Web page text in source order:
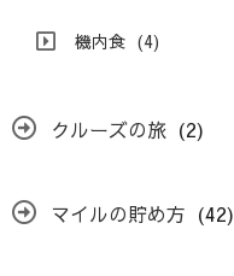
機内食 (4)
クルーズの旅 (2)
マイルの貯め方 (42)